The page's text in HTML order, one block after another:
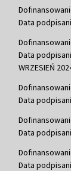
Data
Data
WRZESIEŃ
Data
Data
Data